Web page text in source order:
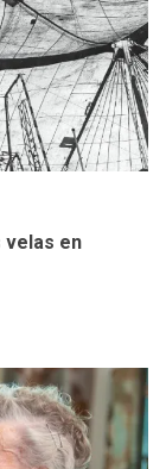
de
a
Muerto
para
de
velas en